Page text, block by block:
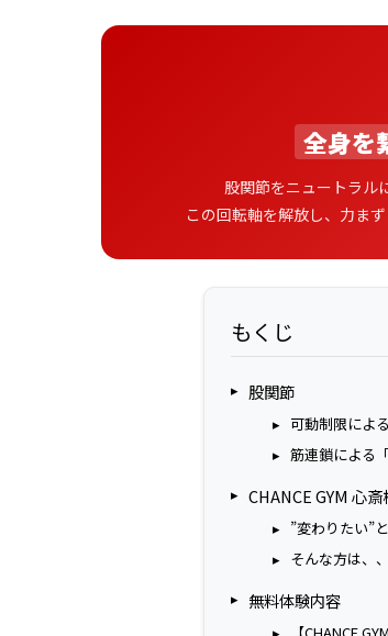
全身を
股関節をニュートラル
この回転軸を解放し、力ま
もくじ
股関節
可動制限によ
筋連鎖による
CHANCE GYM 心
”変わりたい”
そんな方は、、
無料体験内容
【CHANCE